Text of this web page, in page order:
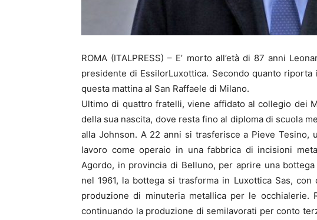
ROMA (ITALPRESS) – E’ morto all’età di 87 anni
presidente di EssilorLuxottica. Secondo quanto
questa mattina al San Raffaele di Milano.
Ultimo di quattro fratelli, viene affidato al collegio dei
della sua nascita, dove resta fino al diploma di scuola
alla Johnson. A 22 anni si trasferisce a Pieve Tesino,
lavoro come operaio in una fabbrica di incisioni
Agordo, in provincia di Belluno, per aprire una
nel 1961, la bottega si trasforma in Luxottica Sas,
produzione di minuteria metallica per le occhialerie.
continuando la produzione di semilavorati per conto